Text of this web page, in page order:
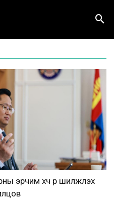
эрчим хүч рүү шилжүүлэх